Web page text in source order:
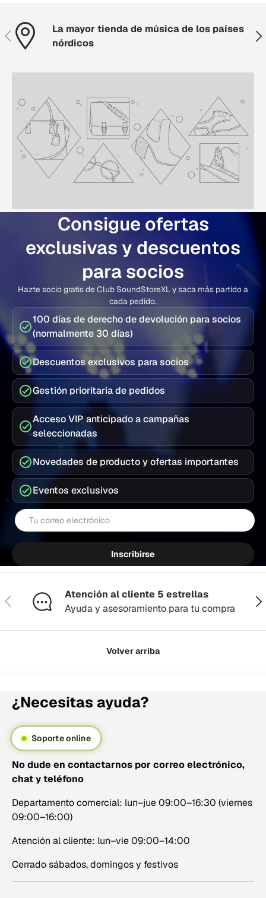
Anterior
La mayor tienda de música de los países
nórdicos
Consigue ofertas
exclusivas y descuentos
para socios
Hazte socio gratis de Club SoundStoreXL y saca más partido a
cada pedido.
100 días de derecho de devolución para socios
(normalmente 30 días)
Descuentos exclusivos para socios
Gestión prioritaria de pedidos
Acceso VIP anticipado a campañas
seleccionadas
Novedades de producto y ofertas importantes
Eventos exclusivos
Correo electrónico
Inscribirse
Anterior
Atención al cliente 5 estrellas
Ayuda y asesoramiento para tu compra
Volver arriba
¿Necesitas ayuda?
Soporte online
No dude en contactarnos por correo electrónico,
chat y teléfono
Departamento comercial: lun–jue 09:00–16:30 (viernes
09:00–16:00)
Atención al cliente: lun–vie 09:00–14:00
Cerrado sábados, domingos y festivos